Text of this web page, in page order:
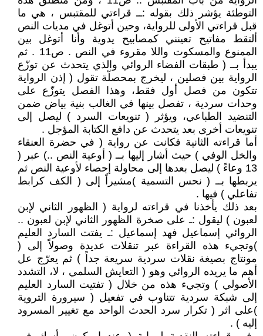
التوطئة يؤشر ذلك بقوله :ــ قراءتي للمقتبس ، هي ما
قبل قراءتي الأولى للرواية، وحين أتوغل في مديات النص
ألتقط مفاتيح تعينني كمصابيح يدوية وأنا أتوغل بين
الممنوع والمسكوت واللا مقروء في النص . ص11 . ثم
يبدأ بــ ( طبقات الفضاء الروائي والذي يتحدث عن توزّع
الرواية بين فصلين ، ليخرج بمحصلّة تقول ( إذن الرواية
تتكون من فصل أول فقط، وهذا الفصل يتوزّع على
وحدات سردية ، تفصل بينها في الغالب بنية بياض ضمن
التنضيد الطباعي، ويؤثر ( تنويعات السرد ) ليصل إلى
تنويعات أخرى بعد يتحدث عن دافع الكتابة المؤجل .
أما قراءته الثانية فكانت عن رواية ( في حضرة العنقاء
والخل الوفي ) حيث أشار إليها بــ ( أوعية النص ..) عبر (
13 وعاءً ) ليصل بعدها إلى محاولة إحصاء لأوعية النص ثم
يربطها بــ ( نحس التسمية )مشيراً إلى ( الكف كرابط
تفاعلي ) فيها .
بعد ذلك يأخذنا في قراءته لرواية ( الظهور الثاني لإبن
لعبون ) ليقول :ـ على صخرة الظهور الثاني لإبن لعبون ..
الروائي إسماعيل فهد إسماعيل :ـ يفتت السارد العليم
)وتجيء هذه القراءة عبر تنقلات عديدة وصولاً إلى (
مونتاج بصيغة نقلات سردية سريعة جداً ) ثم يعرّج عل
أهم ما يريده الروائي وهو ( التعايش السلمي ، لا، التشدد
الأصولي ) وتجيء هذه من خلال ( تفتيت السارد العليم
إلى شبكة سردية تتناوب في تفعيل ( سيرورة التروية
)على اثر ( تكرار سرد الحدث الواحد مع تغيير المسرود
إليه ) .